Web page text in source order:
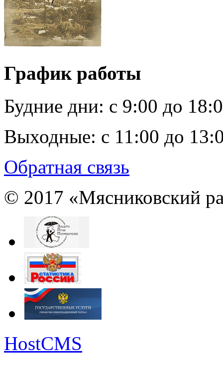
График работы
Будние дни: c 9:00 до
Выходные: с 11:00 до
Обратная связь
© 2017 «Мясниковский
HostCMS